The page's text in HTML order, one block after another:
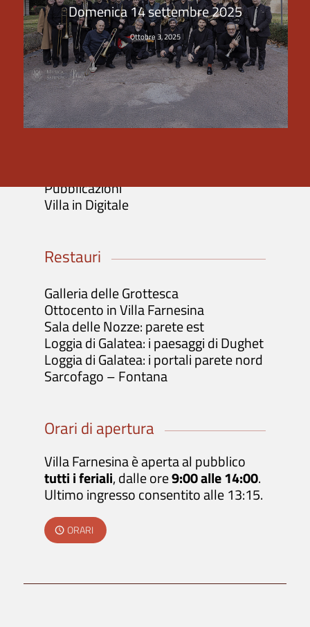
Domenica 14 settembre 2025
Ottobre 3, 2025
Biglietti: info e acquisto
Orari e Informazioni
Visite guidate / Gruppi / Scuole
Mostre e attività
Pubblicazioni
Villa in Digitale
Restauri
Galleria delle Grottesca
Ottocento in Villa Farnesina
Sala delle Nozze: parete est
Loggia di Galatea: i paesaggi di Dughet
Loggia di Galatea: i portali parete nord
Sarcofago – Fontana
Orari di apertura
Villa Farnesina è aperta al pubblico
tutti i feriali, dalle ore9:00 alle 14:00.
Ultimo ingresso consentito alle 13:15.
ORARI